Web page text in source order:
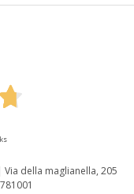
della maglianella, 205